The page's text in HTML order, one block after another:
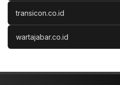
transicon.co.id
wartajabar.co.id